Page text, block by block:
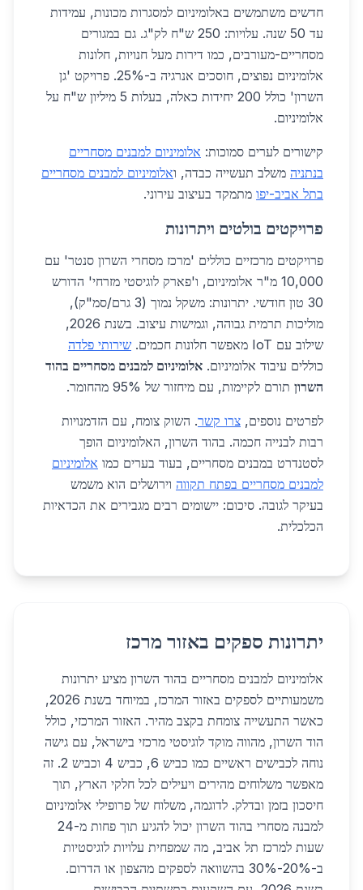
חדשים משתמשים באלומיניום למסגרות מכונות, עמידות
עד 50 שנה. עלויות: 250 ש"ח לק"ג. גם במגורים
מסחריים-מעורבים, כמו דירות מעל חנויות, חלונות
אלומיניום נפוצים, חוסכים אנרגיה ב-25%. פרויקט 'גן
השרון' כולל 200 יחידות כאלה, בעלות 5 מיליון ש"ח על
אלומיניום.
קישורים לערים סמוכות: אלומיניום למבנים מסחריים
בנתניה משלב תעשייה כבדה, ואלומיניום למבנים מסחריים
בתל אביב-יפו מתמקד בעיצוב עירוני.
פרויקטים בולטים ויתרונות
פרויקטים מרכזיים כוללים 'מרכז מסחרי השרון סנטר' עם
10,000 מ"ר אלומיניום, ו'פארק לוגיסטי מזרחי' הדורש
30 טון חודשי. יתרונות: משקל נמוך (3 גרם/סמ"ק),
מוליכות תרמית גבוהה, וגמישות עיצוב. בשנת 2026,
שילוב עם IoT מאפשר חלונות חכמים.
שירותי פלדה
כוללים עיבוד אלומיניום. אלומיניום למבנים מסחריים בהוד
השרון תורם לקיימות, עם מיחזור של 95% מהחומר.
לפרטים נוספים, צרו קשר. השוק צומח, עם הזדמנויות
רבות לבנייה חכמה. בהוד השרון, האלומיניום הופך
לסטנדרט במבנים מסחריים, בעוד בערים כמו אלומיניום
למבנים מסחריים בפתח תקווה וירושלים הוא משמש
בעיקר לגובה. סיכום: יישומים רבים מגבירים את הכדאיות
הכלכלית.
יתרונות ספקים באזור מרכז
אלומיניום למבנים מסחריים בהוד השרון מציע יתרונות
משמעותיים לספקים באזור המרכז, במיוחד בשנת 2026,
כאשר התעשייה צומחת בקצב מהיר. האזור המרכזי, כולל
הוד השרון, מהווה מוקד לוגיסטי מרכזי בישראל, עם גישה
נוחה לכבישים ראשיים כמו כביש 6, כביש 4 וכביש 2. זה
מאפשר משלוחים מהירים ויעילים לכל חלקי הארץ, תוך
חיסכון בזמן ובדלק. לדוגמה, משלוח של פרופילי אלומיניום
למבנה מסחרי בהוד השרון יכול להגיע תוך פחות מ-24
שעות למרכז תל אביב, מה שמפחית עלויות לוגיסטיות
ב-20%-30% בהשוואה לספקים מהצפון או הדרום.